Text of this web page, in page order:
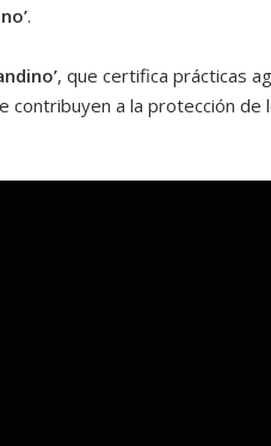
.
, que certifica prácticas
contribuyen a la protección de